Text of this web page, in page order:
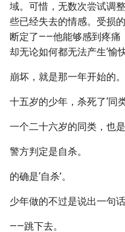
域。可惜，无数次尝试调
些已经失去的情感。受损
断定了——他能够感到疼痛
却无论如何都无法产生‘愉快
崩坏，就是那一年开始的。
十五岁的少年，杀死了‘同类
一个二十六岁的同类，也
警方判定是自杀。
的确是‘自杀’。
少年做的不过是说出一句话
——跳下去。